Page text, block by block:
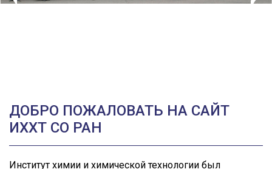
ДОБРО ПОЖАЛОВАТЬ НА САЙТ
ИХХТ СО РАН
Институт химии и химической технологии был